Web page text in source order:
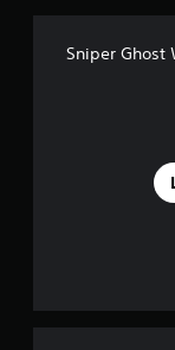
Sniper Ghost